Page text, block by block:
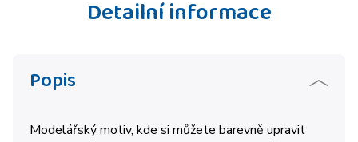
Detailní informace
Popis
Modelářský motiv, kde si můžete barevně upravit